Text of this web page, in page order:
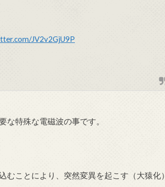
JV2v2GjU9P
な特殊な電磁波の事です。
ことにより、突然変異を起こす（大猿化）